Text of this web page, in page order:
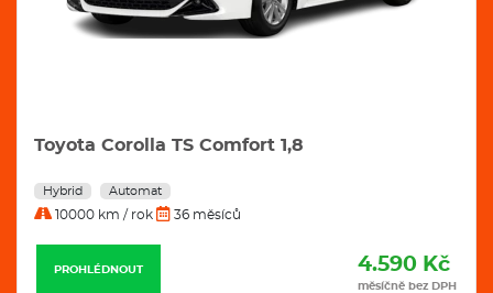
Toyota Corolla TS Comfort 1,8
Hybrid Automat
10000 km / rok 36 měsíců
PROHLÉDNOUT 4.590 Kč
měsíčně bez DPH